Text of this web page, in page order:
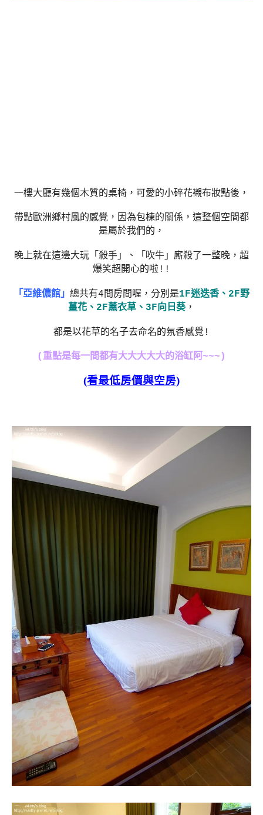
一樓大廳有幾個木質的桌椅，可愛的小碎花襯布妝點後，
帶點歐洲鄉村風的感覺，因為包棟的關係，這整個空間都
是屬於我們的，
晚上就在這邊大玩「殺手」、「吹牛」廝殺了一整晚，超
爆笑超開心的啦!!
「亞維儂館」 總共有4間房間喔，分別是1F迷迭香、2F野
薑花、2F薰衣草、3F向日葵，
都是以花草的名子去命名的氛香感覺!
(重點是每一間都有大大大大大的浴缸阿~~~)
(看最低房價與空房)